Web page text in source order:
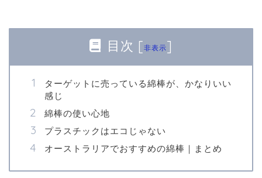
目次 [非表示]
ターゲットに売っている綿棒が、かなりいい
感じ
綿棒の使い心地
プラスチックはエコじゃない
オーストラリアでおすすめの綿棒｜まとめ